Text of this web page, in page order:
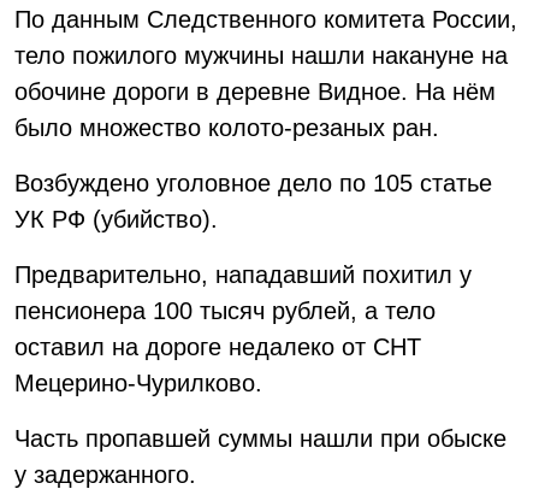
По данным Следственного комитета России,
тело пожилого мужчины нашли накануне на
обочине дороги в деревне Видное. На нём
было множество колото-резаных ран.
Возбуждено уголовное дело по 105 статье
УК РФ (убийство).
Предварительно, нападавший похитил у
пенсионера 100 тысяч рублей, а тело
оставил на дороге недалеко от СНТ
Мецерино-Чурилково.
Часть пропавшей суммы нашли при обыске
у задержанного.